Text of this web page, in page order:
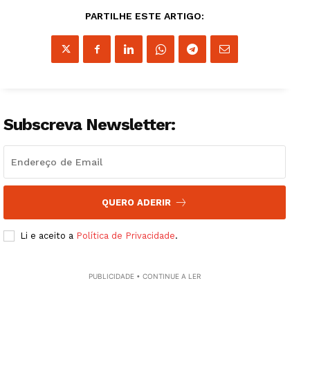
PARTILHE ESTE ARTIGO:
Subscreva Newsletter:
QUERO ADERIR
Li e aceito a Política de Privacidade.
PUBLICIDADE • CONTINUE A LER